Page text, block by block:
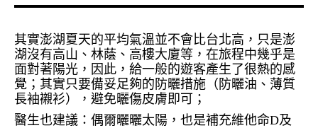
其實澎湖夏天的平均氣溫並不會比台北高，只是澎
湖沒有高山、林蔭、高樓大廈等，在旅程中幾乎是
面對著陽光，因此，給一般的遊客產生了很熱的感
覺；其實只要備妥足夠的防曬措施（防曬油、薄質
長袖襯衫），避免曬傷皮膚即可；
醫生也建議：偶爾曬曬太陽，也是補充維他命D及